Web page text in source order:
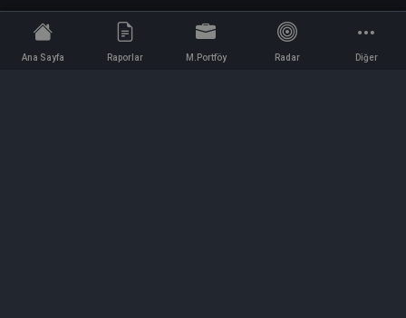
Ana Sayfa Raporlar M.Portföy Radar Diğer